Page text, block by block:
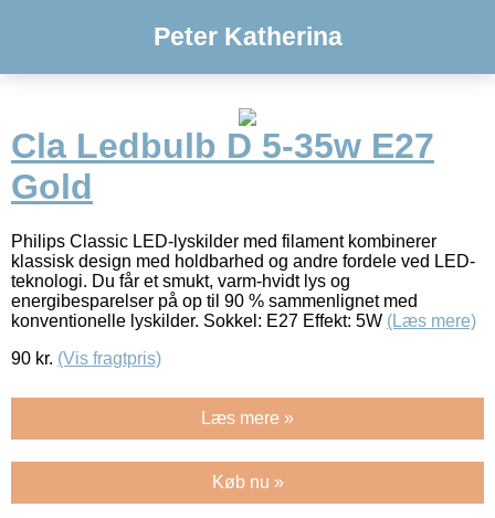
Peter Katherina
Cla Ledbulb D 5-35w E27
Gold
Philips Classic LED-lyskilder med filament kombinerer
klassisk design med holdbarhed og andre fordele ved LED-
teknologi. Du får et smukt, varm-hvidt lys og
energibesparelser på op til 90 % sammenlignet med
konventionelle lyskilder. Sokkel: E27 Effekt: 5W (Læs mere)
90 kr. (Vis fragtpris)
Læs mere »
Køb nu »